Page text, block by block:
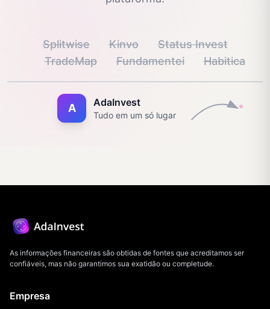
Splitwise Kinvo
Status Invest
TradeMap
Fundamentei Habitica
A AdaInvest
Tudo em um só lugar
As informações financeiras são obtidas de fontes que acreditamos ser
confiáveis, mas não garantimos sua exatidão ou completude.
Empresa